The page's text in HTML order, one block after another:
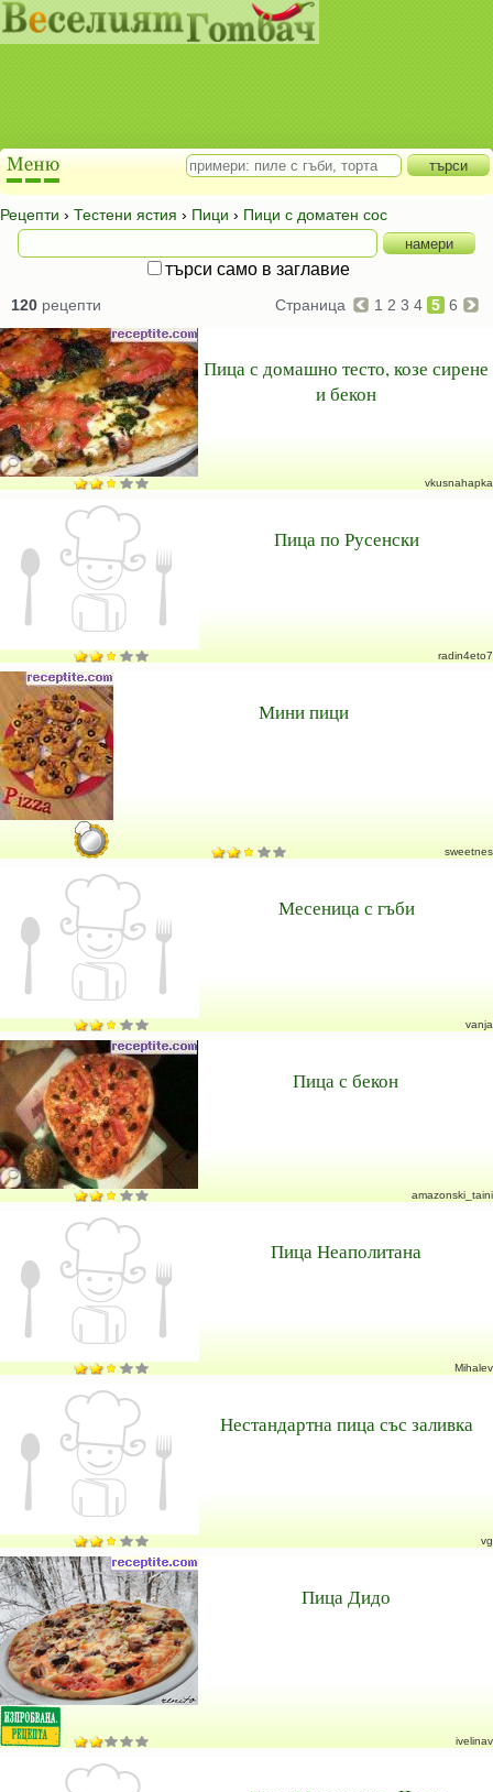
Рецепти › Тестени ястия › Пици › Пици с доматен сос
търси само в заглавие
120 рецепти Страница 1 2 3 4 5 6
Пица с домашно тесто, козе сирене
и бекон
vkusnahapka
Пица по Русенски
radin4eto7
Мини пици
sweetnes
Месеница с гъби
vanja
Пица с бекон
amazonski_taini
Пица Неаполитана
Mihalev
Нестандартна пица със заливка
vg
Пица Дидо
ivelinav